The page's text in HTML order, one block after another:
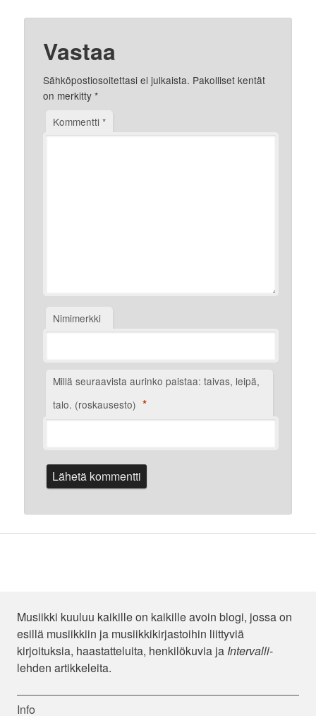
Vastaa
Sähköpostiosoitettasi ei julkaista. Pakolliset kentät
on merkitty*
Kommentti*
Nimimerkki
Millä seuraavista aurinko paistaa: taivas, leipä,
talo. (roskausesto) *
Musiikki kuuluu kaikille on kaikille avoin blogi, jossa on
esillä musiikkiin ja musiikkikirjastoihin liittyviä
kirjoituksia, haastatteluita, henkilökuvia ja Intervalli-
lehden artikkeleita.
Info